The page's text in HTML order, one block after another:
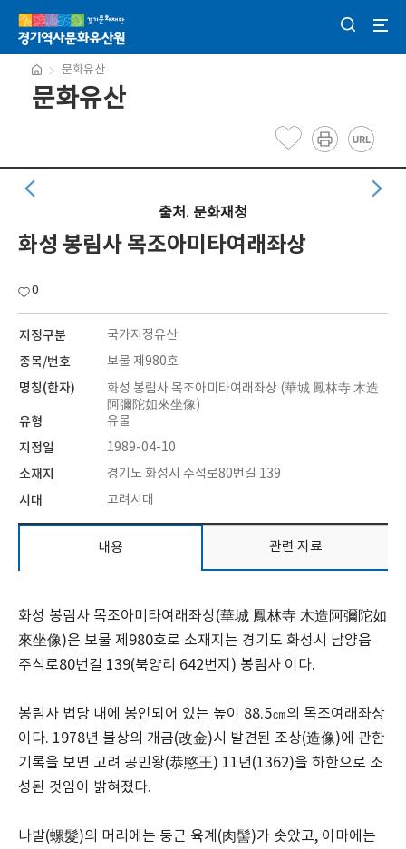
문화유산
문화유산
출처. 문화재청
화성 봉림사 목조아미타여래좌상
0
지정구분 국가지정유산
종목/번호 보물 제980호
명칭(한자)
화성 봉림사 목조아미타여래좌상 (華城 鳳林寺 木造
阿彌陀如來坐像)
유형 유물
지정일 1989-04-10
소재지 경기도 화성시 주석로80번길 139
시대 고려시대
내용 관련 자료
화성 봉림사 목조아미타여래좌상(華城 鳳林寺 木造阿彌陀如
來坐像)은 보물 제980호로 소재지는 경기도 화성시 남양읍
주석로80번길 139(북양리 642번지) 봉림사 이다.
봉림사 법당 내에 봉인되어 있는 높이 88.5㎝의 목조여래좌상
이다. 1978년 불상의 개금(改金)시 발견된 조상(造像)에 관한
기록을 보면 고려 공민왕(恭愍王) 11년(1362)을 하한으로 조
성된 것임이 밝혀졌다.
나발(螺髮)의 머리에는 둥근 육계(肉髻)가 솟았고, 이마에는